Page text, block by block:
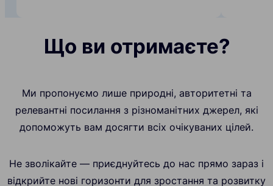
Що ви отримаєте?
Ми пропонуємо лише природні, авторитетні та
релевантні посилання з різноманітних джерел, які
допоможуть вам досягти всіх очікуваних цілей.
Не зволікайте — приєднуйтесь до нас прямо зараз і
відкрийте нові горизонти для зростання та розвитку